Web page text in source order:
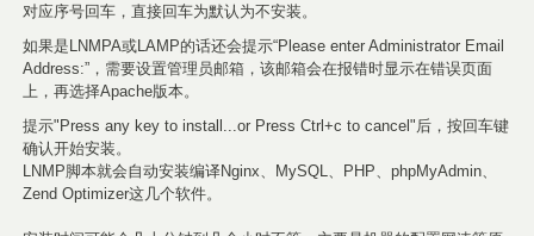
对应序号回车，直接回车为默认为不安装。
如果是LNMPA或LAMP的话还会提示“Please enter Administrator Email
Address:”，需要设置管理员邮箱，该邮箱会在报错时显示在错误页面
上，再选择Apache版本。
提示"Press any key to install...or Press Ctrl+c to cancel"后，按回车键
确认开始安装。
LNMP脚本就会自动安装编译Nginx、MySQL、PHP、phpMyAdmin、
Zend Optimizer这几个软件。